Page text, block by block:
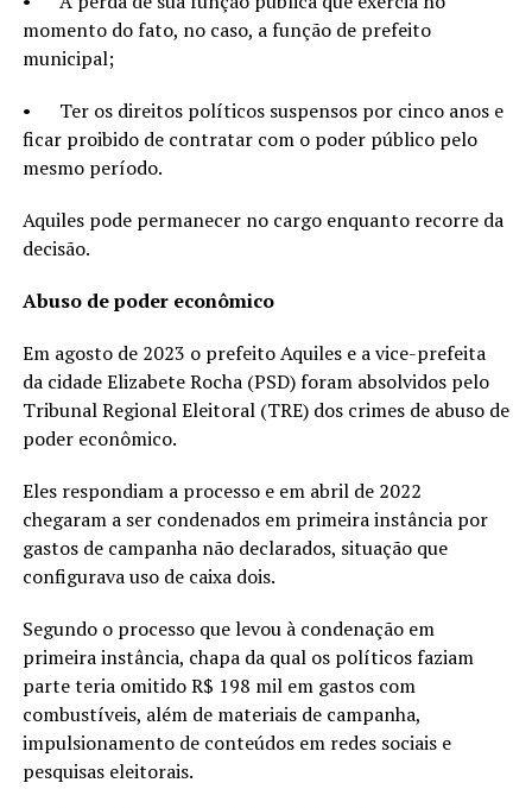
momento do fato, no caso, a função de prefeito
municipal;
• Ter os direitos políticos suspensos por cinco anos e
ficar proibido de contratar com o poder público pelo
mesmo período.
Aquiles pode permanecer no cargo enquanto recorre da
decisão.
Abuso de poder econômico
Em agosto de 2023 o prefeito Aquiles e a vice-prefeita
da cidade Elizabete Rocha (PSD) foram absolvidos pelo
Tribunal Regional Eleitoral (TRE) dos crimes de abuso de
poder econômico.
Eles respondiam a processo e em abril de 2022
chegaram a ser condenados em primeira instância por
gastos de campanha não declarados, situação que
configurava uso de caixa dois.
Segundo o processo que levou à condenação em
primeira instância, chapa da qual os políticos faziam
parte teria omitido R$ 198 mil em gastos com
combustíveis, além de materiais de campanha,
impulsionamento de conteúdos em redes sociais e
pesquisas eleitorais.